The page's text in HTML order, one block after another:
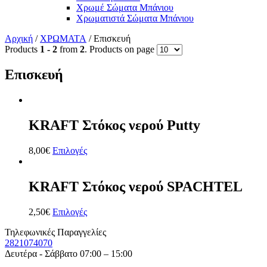
Χρωμέ Σώματα Μπάνιου
Χρωματιστά Σώματα Μπάνιου
Αρχική / ΧΡΩΜΑΤΑ / Επισκευή
Products 1 - 2 from 2. Products on page
Επισκευή
KRAFT Στόκος νερού Putty
8,00€ Επιλογές
KRAFT Στόκος νερού SPACHTEL
2,50€ Επιλογές
Τηλεφωνικές Παραγγελίες
2821074070
Δευτέρα - Σάββατο 07:00 – 15:00